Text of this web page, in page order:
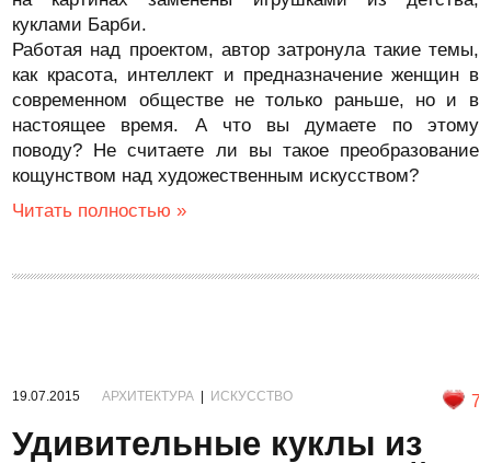
куклами Барби.
Работая над проектом, автор затронула такие темы,
как красота, интеллект и предназначение женщин в
современном обществе не только раньше, но и в
настоящее время. А что вы думаете по этому
поводу? Не считаете ли вы такое преобразование
кощунством над художественным искусством?
Читать полностью »
19.07.2015 АРХИТЕКТУРА ИСКУССТВО 7
Удивительные куклы из